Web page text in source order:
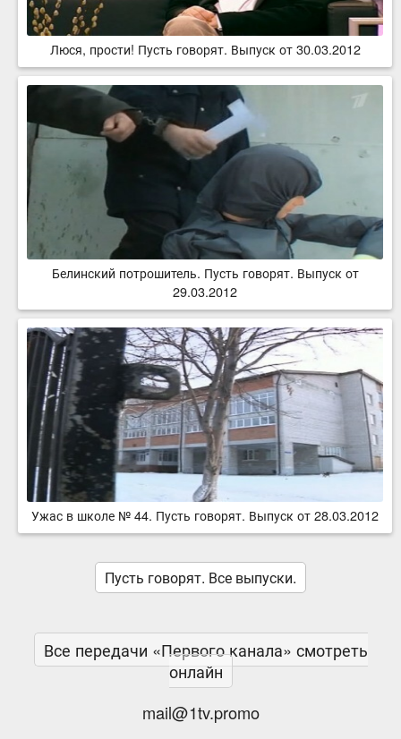
Люся, прости! Пусть говорят. Выпуск от 30.03.2012
Белинский потрошитель. Пусть говорят. Выпуск от
29.03.2012
Ужас в школе № 44. Пусть говорят. Выпуск от 28.03.2012
Пусть говорят. Все выпуски.
Все передачи «Первого канала» смотреть
онлайн
mail@1tv.promo